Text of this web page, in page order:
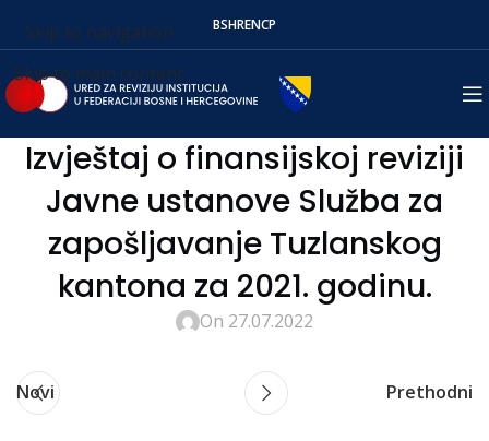
Skip to navigation
Skip to main content
BSHRENСР
Izvještaj o finansijskoj reviziji
Javne ustanove Služba za
zapošljavanje Tuzlanskog
kantona za 2021. godinu.
On 27.07.2022
Novi Prethodni